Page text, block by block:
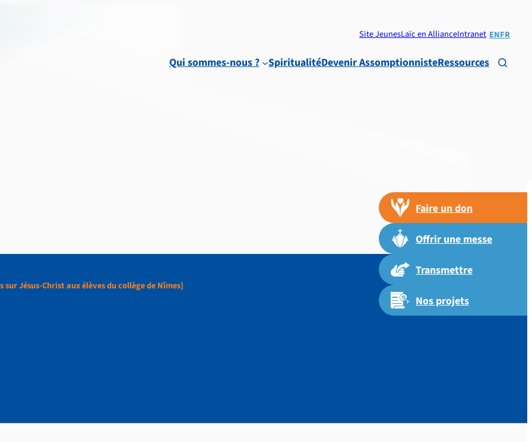
Site JeunesLaïc en AllianceIntranet ENFR
Qui sommes-nous ? SpiritualitéDevenir AssomptionnisteRessources 
Faire un don
Offrir une messe
Transmettre
Nos projets
sur Jésus-Christ aux élèves du collège de Nîmes]